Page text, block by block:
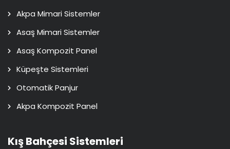
Akpa Mimari Sistemler
Asaş Mimari Sistemler
Asaş Kompozit Panel
Küpeşte Sistemleri
Otomatik Panjur
Akpa Kompozit Panel
Kış Bahçesi Sistemleri